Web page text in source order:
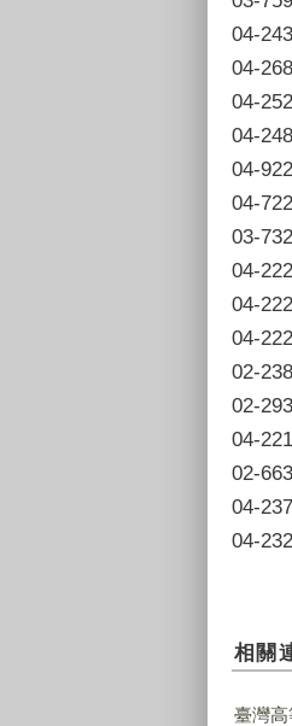
04-
04-
04-
04-
04-
04-
03-
04-
04-
04-
02-
02-
04-
02-
04-
04-
相關
臺灣